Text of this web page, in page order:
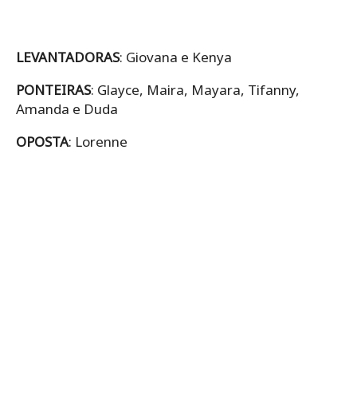
LEVANTADORAS: Giovana e Kenya
PONTEIRAS: Glayce, Maira, Mayara, Tifanny,
Amanda e Duda
OPOSTA: Lorenne